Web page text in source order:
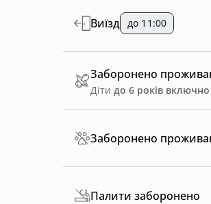
Заборонено
Виїзд до 11:00
Заборонено
Діти до 6 років включно
Палити заборонено